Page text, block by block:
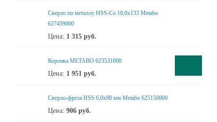
Сверло по металлу HSS-Co 10,0x133 Metabo
627459000
Цена: 1 315 руб.
Коронка METABO 623531000
Цена: 1 951 руб.
Сверло-фреза HSS 6,0x90 мм Metabo 625150000
Цена: 906 руб.